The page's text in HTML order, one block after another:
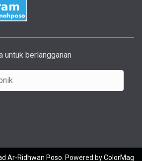
untuk berlangganan
Ar-Ridhwan Poso . Powered byColorMag